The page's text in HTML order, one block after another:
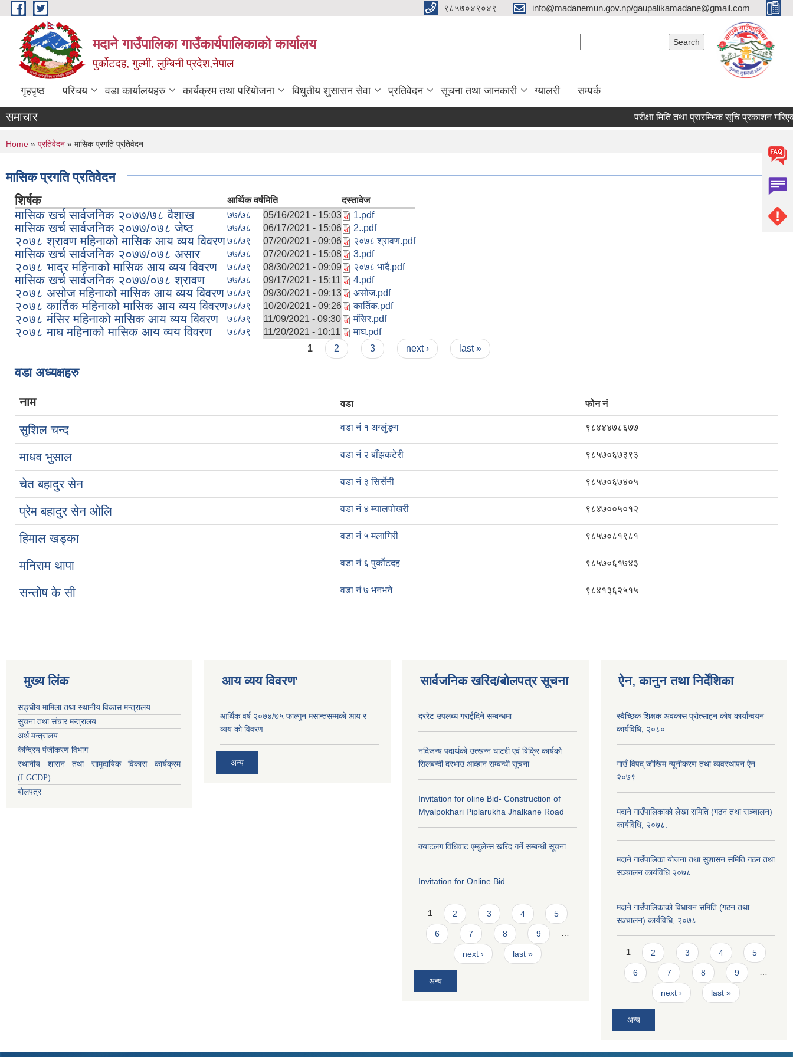
Skip to main content ९८५७०४९०४९ info@madanemun.gov.np/gaupalikamadane@gmail.com
मदाने गाउँपालिका गाउँकार्यपालिकाको कार्यालय
पुर्कोटदह, गुल्मी, लुम्बिनी प्रदेश,नेपाल
गृहपृष्ठ परिचय वडा कार्यालयहरु कार्यक्रम तथा परियोजना विधुतीय शुसासन सेवा प्रतिवेदन सूचना तथा जानकारी ग्यालरी सम्पर्क
समाचार परीक्षा मिति तथा प्रारम्भिक सूचि प्रकाशन गरिएको
You are here
Home » प्रतिवेदन » मासिक प्रगति प्रतिवेदन
मासिक प्रगति प्रतिवेदन
शिर्षक आर्थिक वर्षमिति दस्तावेज
मासिक खर्च सार्वजनिक २०७७/७८ वैशाख ७७/७८ 05/16/2021 - 15:03 1.pdf
मासिक खर्च सार्वजनिक २०७७/०७८ जेष्ठ ७७/७८ 06/17/2021 - 15:06 2..pdf
२०७८ श्रावण महिनाको मासिक आय व्यय विवरण७८/७९ 07/20/2021 - 09:06 २०७८ श्रावण.pdf
मासिक खर्च सार्वजनिक २०७७/०७८ असार ७७/७८ 07/20/2021 - 15:08 3.pdf
२०७८ भाद्र महिनाको मासिक आय व्यय विवरण ७८/७९ 08/30/2021 - 09:09 २०७८ भादै.pdf
मासिक खर्च सार्वजनिक २०७७/०७८ श्रावण ७७/७८ 09/17/2021 - 15:11 4.pdf
२०७८ असोज महिनाको मासिक आय व्यय विवरण ७८/७९ 09/30/2021 - 09:13 असोज.pdf
२०७८ कार्तिक महिनाको मासिक आय व्यय विवरण७८/७९ 10/20/2021 - 09:26 कार्तिक.pdf
२०७८ मंसिर महिनाको मासिक आय व्यय विवरण ७८/७९ 11/09/2021 - 09:30 मंसिर.pdf
२०७८ माघ महिनाको मासिक आय व्यय विवरण ७८/७९ 11/20/2021 - 10:11 माघ.pdf
1 2 3 next › last »
वडा अध्यक्षहरु
नाम वडा फोन नं
सुशिल चन्द वडा नं १ अग्लुंङ्ग ९८४४४७८६७७
माधव भुसाल वडा नं २ बाँझकटेरी ९८५७०६७३९३
चेत बहादुर सेन वडा नं ३ सिर्सेनी ९८५७०६७४०५
प्रेम बहादुर सेन ओलि वडा नं ४ म्यालपोखरी ९८४७००५०१२
हिमाल खड्का वडा नं ५ मलागिरी ९८५७०८१९८१
मनिराम थापा वडा नं ६ पुर्कोटदह ९८५७०६१७४३
सन्तोष के सी वडा नं ७ भनभने ९८४१३६२५१५
मुख्य लिंक
सङ्घीय मामिला तथा स्थानीय विकास मन्त्रालय
सुचना तथा संचार मन्त्रालय
अर्थ मन्त्रालय
केन्द्रिय पंजीकरण विभाग
स्थानीय शासन तथा सामुदायिक विकास कार्यक्रम
(LGCDP)
बोलपत्र
आय व्यय विवरण'
आर्थिक वर्ष २०७४/७५ फाल्गुन मसान्तसम्मको आय र
व्यय को विवरण
अन्य
सार्वजनिक खरिद/बोलपत्र सूचना
दररेट उपलब्ध गराईदिने सम्बन्धमा
नदिजन्य पदार्थको उत्खन्न घाटद्दी एवं बिक्रि कार्यको
सिलबन्दी दरभाउ आव्हान सम्बन्धी सूचना
Invitation for oline Bid- Construction of
Myalpokhari Piplarukha Jhalkane Road
क्याटलग विधिवाट एम्बुलेन्स खरिद गर्ने सम्बन्धी सूचना
Invitation for Online Bid
Pages
1 2 3 4 5
6 7 8 9 …
next › last »
अन्य
ऐन, कानुन तथा निर्देशिका
स्वैच्छिक शिक्षक अवकास प्रोत्साहन कोष कार्यान्वयन
कार्यविधि, २०८०
गाउँ विपद् जोखिम न्यूनीकरण तथा व्यवस्थापन ऐन
२०७९
मदाने गाउँपालिकाको लेखा समिति (गठन तथा सञ्चालन)
कार्यविधि, २०७८.
मदाने गाउँपालिका योजना तथा सुशासन समिति गठन तथा
सञ्चालन कार्यविधि २०७८.
मदाने गाउँपालिकाको विधायन समिति (गठन तथा
सञ्चालन) कार्यविधि, २०७८
Pages
1 2 3 4 5
6 7 8 9 …
next › last »
अन्य